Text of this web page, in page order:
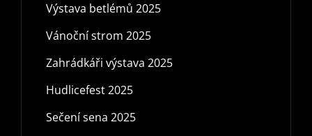
Výstava betlémů 2025
Vánoční strom 2025
Zahrádkáři výstava 2025
Hudlicefest 2025
Sečení sena 2025